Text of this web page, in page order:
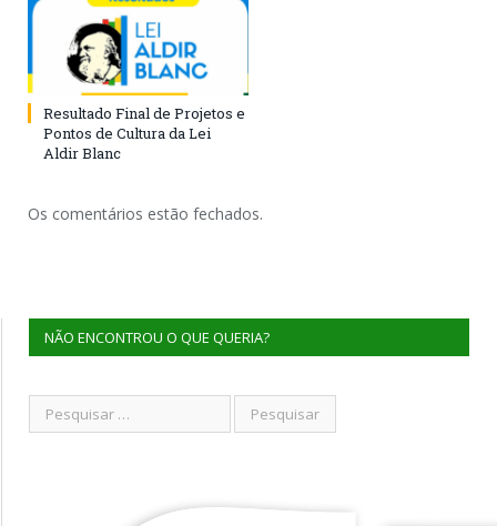
Resultado Final de Projetos e
Pontos de Cultura da Lei
Aldir Blanc
Os comentários estão fechados.
NÃO ENCONTROU O QUE QUERIA?